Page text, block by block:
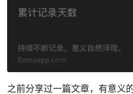
之前分享过一篇文章，有意义